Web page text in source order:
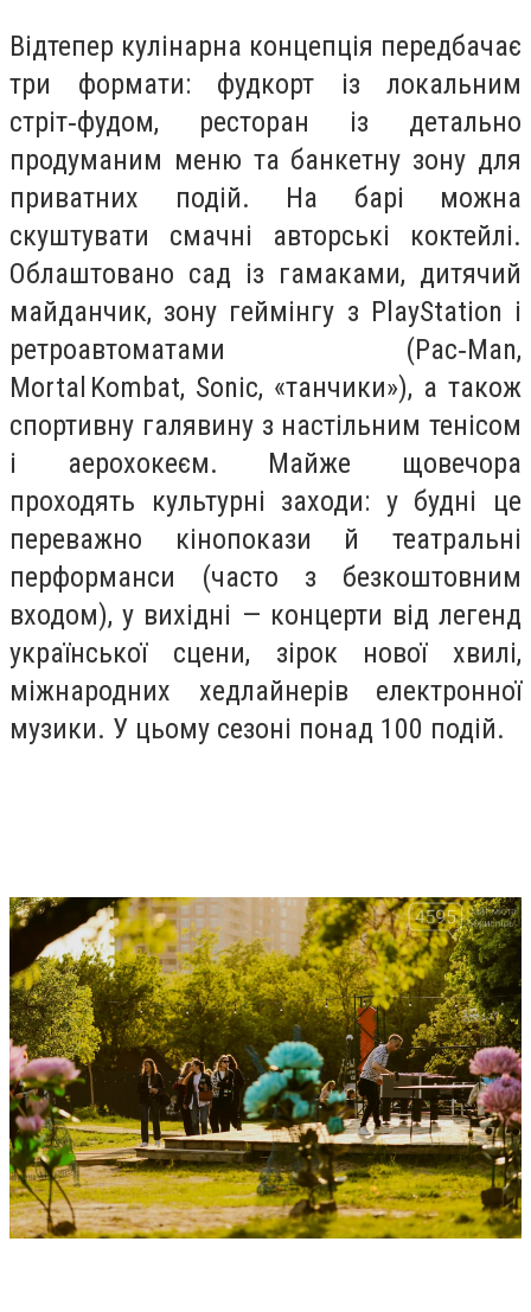
Відтепер кулінарна концепція передбачає
три формати: фудкорт із локальним
стріт‑фудом, ресторан із детально
продуманим меню та банкетну зону для
приватних подій. На барі можна
скуштувати смачні авторські коктейлі.
Облаштовано сад із гамаками, дитячий
майданчик, зону геймінгу з PlayStation і
ретроавтоматами (Pac‑Man,
Mortal Kombat, Sonic, «танчики»), а також
спортивну галявину з настільним тенісом
і аерохокеєм. Майже щовечора
проходять культурні заходи: у будні це
переважно кінопокази й театральні
перформанси (часто з безкоштовним
входом), у вихідні — концерти від легенд
української сцени, зірок нової хвилі,
міжнародних хедлайнерів електронної
музики. У цьому сезоні понад 100 подій.